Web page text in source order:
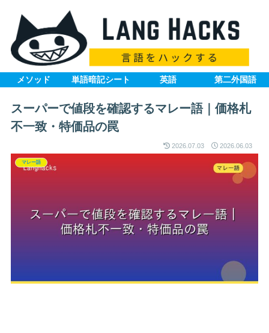
メソッド 単語暗記シート 英語 第二外国語
スーパーで値段を確認するマレー語｜価格札
不一致・特価品の罠
2026.07.03 2026.06.03
マレー語